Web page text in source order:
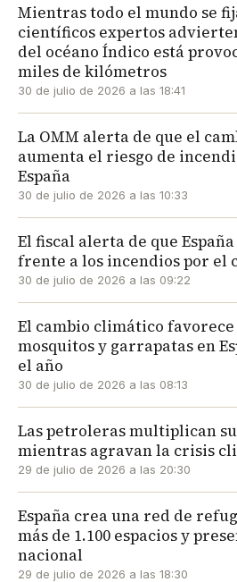
Mientras todo el mundo se
científicos expertos
del océano Índico está
miles de kilómetros
30 de julio de 2026 a las 18:41
La OMM alerta de que el
aumenta el riesgo de
España
30 de julio de 2026 a las 10:33
El fiscal alerta de que
frente a los incendios por el
30 de julio de 2026 a las 09:22
El cambio climático
mosquitos y garrapatas en
el año
30 de julio de 2026 a las 08:13
Las petroleras multiplican
mientras agravan la crisis
29 de julio de 2026 a las 20:30
España crea una red de
más de 1.100 espacios y
nacional
29 de julio de 2026 a las 18:30